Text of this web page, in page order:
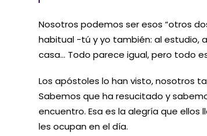
Nosotros podemos ser esos “otros
habitual -tú y yo también: al estudio,
casa… Todo parece igual, pero todo
Los apóstoles lo han visto, nosotros
Sabemos que ha resucitado y
encuentro. Esa es la alegría que
les ocupan en el día.